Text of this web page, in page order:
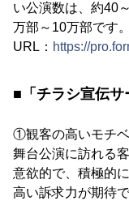
い公演数は、約40
万部～10万部です。
URL： https://
■「チラシ宣伝
①観客の高いモチ
舞台公演に訪れる
意欲的で、積極的
高い訴求力が期待で